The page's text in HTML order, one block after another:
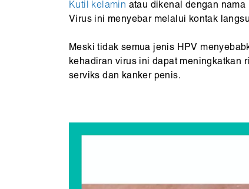
Kutil kelamin atau dikenal dengan
Virus ini menyebar melalui kontak
Meski tidak semua jenis HPV
kehadiran virus ini dapat meningkatkan
serviks dan kanker penis.